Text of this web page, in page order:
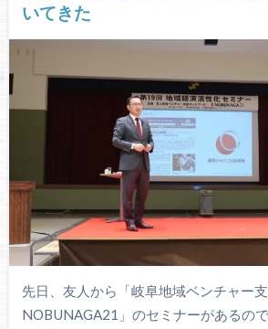
いてきた
先日、友人から「岐阜地域ベンチャー
NOBUNAGA21」のセミナーがあるの